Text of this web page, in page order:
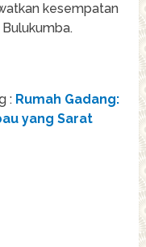
kesempatan
: Rumah Gadang:
yang Sarat